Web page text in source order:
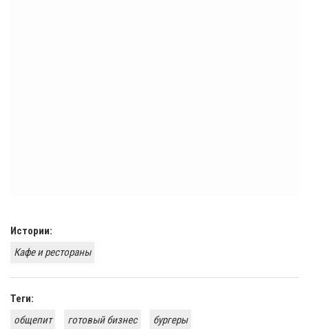
Истории:
Кафе и рестораны
Теги:
общепит
готовый бизнес бургеры